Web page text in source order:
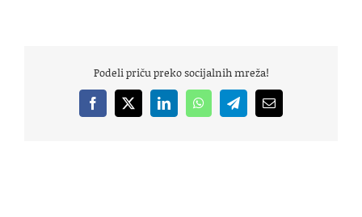
Podeli priču preko socijalnih mreža!
Facebook
X LinkedInWhatsAppTelegramEmail